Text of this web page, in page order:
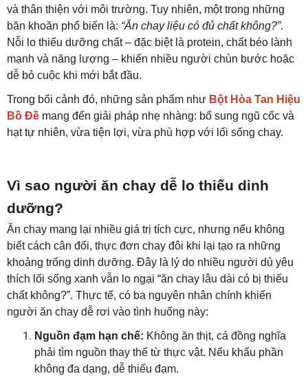
và thân thiện với môi trường. Tuy nhiên, một trong những
băn khoăn phổ biến là: “Ăn chay liệu có đủ chất không?”.
Nỗi lo thiếu dưỡng chất – đặc biệt là protein, chất béo lành
mạnh và năng lượng – khiến nhiều người chùn bước hoặc
dễ bỏ cuộc khi mới bắt đầu.
Trong bối cảnh đó, những sản phẩm như Bột Hòa Tan Hiệu
Bồ Đề mang đến giải pháp nhẹ nhàng: bổ sung ngũ cốc và
hạt tự nhiên, vừa tiện lợi, vừa phù hợp với lối sống chay.
Vì sao người ăn chay dễ lo thiếu dinh
dưỡng?
Ăn chay mang lại nhiều giá trị tích cực, nhưng nếu không
biết cách cân đối, thực đơn chay đôi khi lại tạo ra những
khoảng trống dinh dưỡng. Đây là lý do nhiều người dù yêu
thích lối sống xanh vẫn lo ngại “ăn chay lâu dài có bị thiếu
chất không?”. Thực tế, có ba nguyên nhân chính khiến
người ăn chay dễ rơi vào tình huống này:
Nguồn đạm hạn chế: Không ăn thịt, cá đồng nghĩa
phải tìm nguồn thay thế từ thực vật. Nếu khẩu phần
không đa dạng, dễ thiếu đạm.